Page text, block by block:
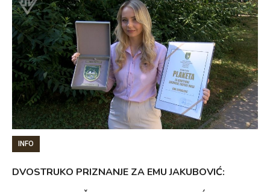
INFO
DVOSTRUKO PRIZNANJE ZA EMU JAKUBOVIĆ: